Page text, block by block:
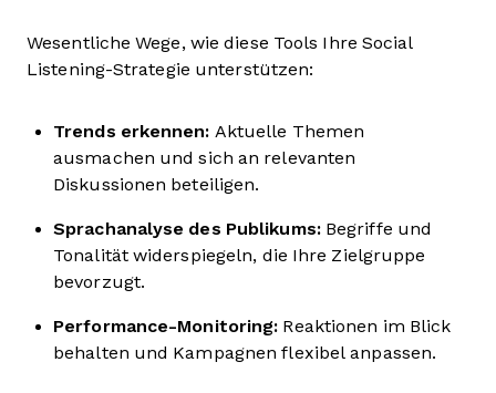
Wesentliche Wege, wie diese Tools Ihre Social
Listening-Strategie unterstützen:
Trends erkennen: Aktuelle Themen
ausmachen und sich an relevanten
Diskussionen beteiligen.
Sprachanalyse des Publikums:Begriffe und
Tonalität widerspiegeln, die Ihre Zielgruppe
bevorzugt.
Performance-Monitoring: Reaktionen im Blick
behalten und Kampagnen flexibel anpassen.